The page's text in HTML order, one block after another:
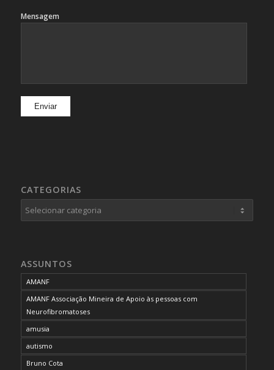
Mensagem
CATEGORIAS
Categorias
ASSUNTOS
AMANF
AMANF Associação Mineira de Apoio às pessoas com
Neurofibromatoses
amusia
autismo
Bruno Cota